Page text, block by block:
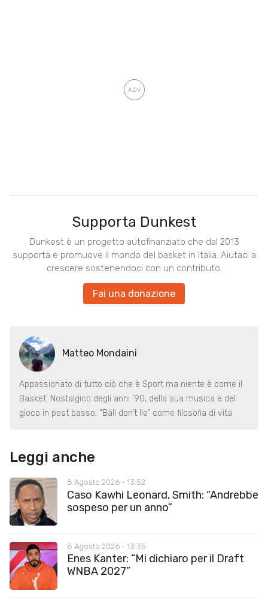
Supporta Dunkest
Dunkest è un progetto autofinanziato che dal 2013
supporta e promuove il mondo del basket in Italia. Aiutaci a
crescere sostenendoci con un contributo.
Fai una donazione
Matteo Mondaini
Appassionato di tutto ciò che è Sport ma niente è come il
Basket. Nostalgico degli anni ’90, della sua musica e del
gioco in post basso. “Ball don’t lie” come filosofia di vita
Leggi anche
8 Agosto 2026 - 13:52
Caso Kawhi Leonard, Smith: “Andrebbe
sospeso per un anno”
8 Agosto 2026 - 13:35
Enes Kanter: “Mi dichiaro per il Draft
WNBA 2027”